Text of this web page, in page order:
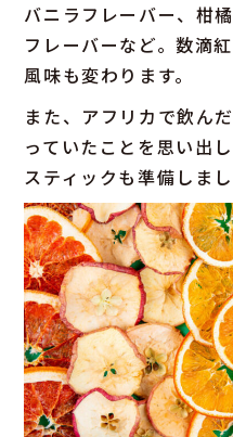
バニラフレーバー、柑
フレーバーなど。数滴
風味も変わります。
また、アフリカで飲ん
っていたことを思い出
スティックも準備しまし